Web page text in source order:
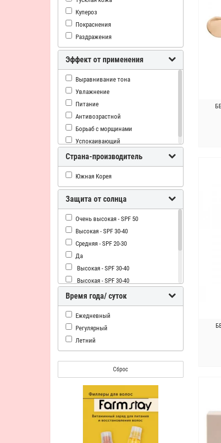
Купероз
Покраснения
Раздражения
Эффект от применения
Выравнивание тона
Увлажнение
Питание
Антивозрастной
Борьаб с морщинами
Успокаивающий
Страна-производитель
Южная Корея
Защита от солнца
Очень высокая - SPF 50
Высокая - SPF 30-40
Средняя - SPF 20-30
Да
Высокая - SPF 30-40
Высокая - SPF 30-40
Высокая - SPF 30-40
Высокая - SPF 30-41
Высокая - SPF 30-42
SPF 42
Время года/ суток
Ежедневный
Регулярный
Летний
Сброс